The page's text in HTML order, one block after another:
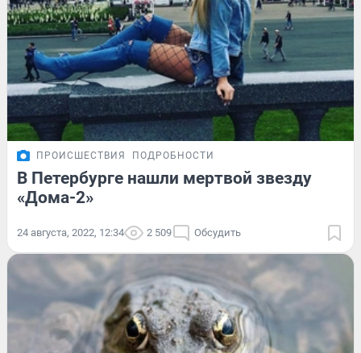
ПРОИСШЕСТВИЯ ПОДРОБНОСТИ
В Петербурге нашли мертвой звезду
«Дома-2»
24 августа, 2022, 12:34 2 509 Обсудить